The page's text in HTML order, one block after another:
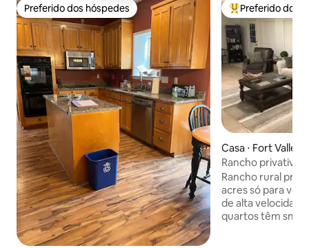
Preferido dos hóspedes
Preferido dos hóspedes Entre os
Preferido dos
Casa ⋅ Fort Valley
Rancho privativo
Rancho rural privado.
acres só para você. A casa tem
de alta velocidade/Wi-
quartos têm